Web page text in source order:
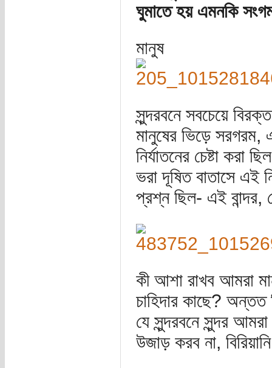
ঘুমাতে হয় এমনকি
মানুষ
সুন্দরবনে সবচেয়ে
মানুষের ভিড়ে সরগরম,
নির্যাতনের চেষ্টা করা
ভরা দূষিত বাতাসে এই
প্রশ্ন ছিল- এই
কী আশা রাখব আমরা
চাহিদার কাছে?
যে সুন্দরবনে সুন্দর
উজাড় করব না,